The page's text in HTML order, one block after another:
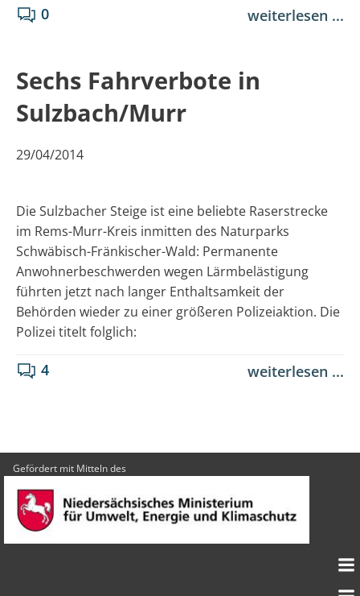
0 weiterlesen ...
Sechs Fahrverbote in
Sulzbach/Murr
29/04/2014
Die Sulzbacher Steige ist eine beliebte Raserstrecke
im Rems-Murr-Kreis inmitten des Naturparks
Schwäbisch-Fränkischer-Wald: Permanente
Anwohnerbeschwerden wegen Lärmbelästigung
führten jetzt nach langer Enthaltsamkeit der
Behörden wieder zu einer größeren Polizeiaktion. Die
Polizei titelt folglich:
4 weiterlesen ...
Gefördert mit Mitteln des